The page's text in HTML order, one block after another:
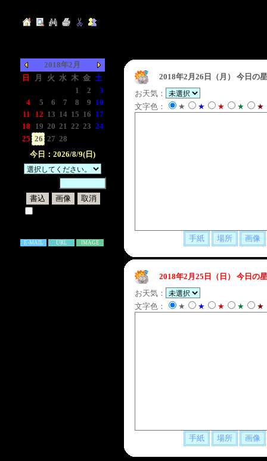
2018年2月
日
月 火 水 木 金 土
1 2
3
4
5 6 7 8 9 10
11
12 13 14 15 16 17
18
19 20 21 22 23 24
25 26 27 28
今日：2026/8/9(日)
E-MAIL URL IMAGE
2018年2月26日（月）
今日の
お天気：
文字色：
★ ★ ★ ★ ★
2018年2月25日（日）
今日の
お天気：
文字色：
★ ★ ★ ★ ★